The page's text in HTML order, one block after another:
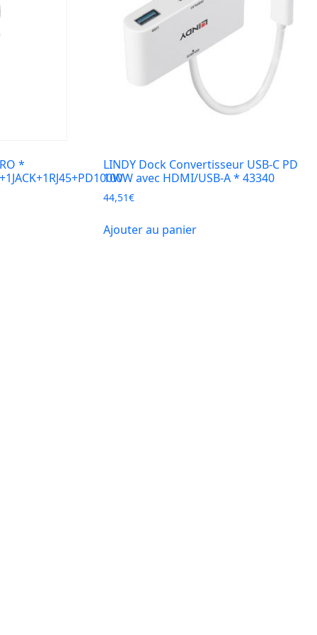
*
LINDY Dock Convertisseur USB-C PD
100W avec HDMI/USB-A * 43340
44,51€
Ajouter au panier